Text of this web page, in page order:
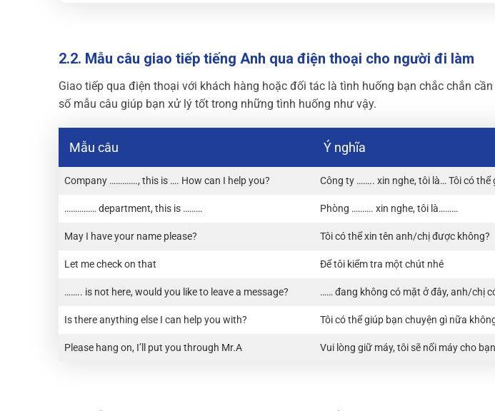
2.2. Mẫu câu giao tiếp tiếng Anh qua điện thoại cho người đi làm
Giao tiếp qua điện thoại với khách hàng hoặc đối tác là tình huống bạn chắc chắn
số mẫu câu giúp bạn xử lý tốt trong những tình huống như vậy.
Mẫu câu Ý nghĩa
Company …………., this is …. How can I help you? Công ty …….. xin nghe, tôi là… Tôi có thể
…………… department, this is ……… Phòng ………. xin nghe, tôi là………
May I have your name please? Tôi có thể xin tên anh/chị được không?
Let me check on that Để tôi kiểm tra một chút nhé
…….. is not here, would you like to leave a message? …… đang không có mặt ở đây, anh/chị
Is there anything else I can help you with? Tôi có thể giúp bạn chuyện gì nữa
Please hang on, I’ll put you through Mr.A Vui lòng giữ máy, tôi sẽ nối máy cho